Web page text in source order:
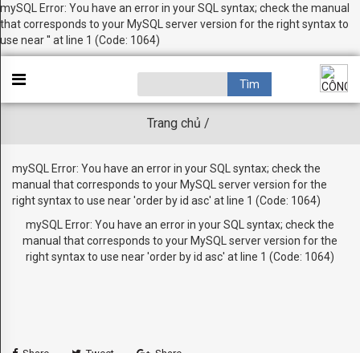
mySQL Error: You have an error in your SQL syntax; check the manual
that corresponds to your MySQL server version for the right syntax to
use near '' at line 1 (Code: 1064)
×
GIỚI
THIỆU
OBSESSION
ACAPULCO
BRONX
HAMPTON
PARADISE
SANSIBAR
Trang chủ /
mySQL Error: You have an error in your SQL syntax; check the
manual that corresponds to your MySQL server version for the
right syntax to use near 'order by id asc' at line 1 (Code: 1064)
mySQL Error: You have an error in your SQL syntax; check the
manual that corresponds to your MySQL server version for the
right syntax to use near 'order by id asc' at line 1 (Code: 1064)